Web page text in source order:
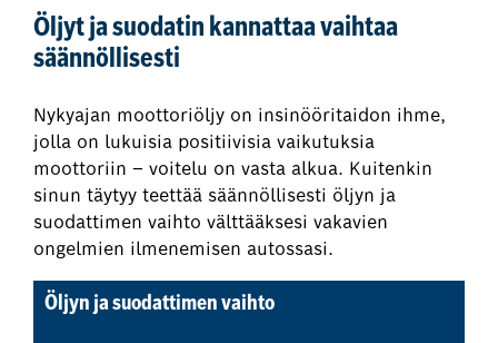
Öljyt ja suodatin kannattaa vaihtaa
säännöllisesti
Nykyajan moottoriöljy on insinööritaidon ihme,
jolla on lukuisia positiivisia vaikutuksia
moottoriin – voitelu on vasta alkua. Kuitenkin
sinun täytyy teettää säännöllisesti öljyn ja
suodattimen vaihto välttääksesi vakavien
ongelmien ilmenemisen autossasi.
Öljyn ja suodattimen vaihto